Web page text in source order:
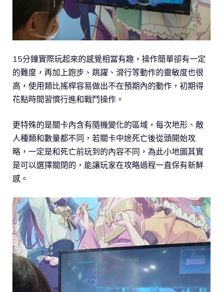
15分鐘實際玩起來的感覺相當有趣，操作簡單卻有一定
的難度，再加上跑步、跳躍、滑行等動作的靈敏度也很
高，使用類比搖桿容易做出不在預期內的動作，初期得
花點時間習慣行進和戰鬥操作。
更特殊的是關卡內含有隨機變化的區域，每次地形、敵
人種類和數量都不同，若關卡中途死亡後從頭開始攻
略，一定是和死亡前玩到的內容不同，為此小地圖其實
是可以選擇關閉的，能讓玩家在攻略過程一直保有新鮮
感。